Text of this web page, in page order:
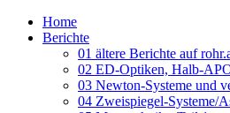
Home
Berichte
01 ältere Berichte auf
02 ED-Optiken, Halb-
03 Newton-Systeme und
04 Zweispiegel-Systeme/